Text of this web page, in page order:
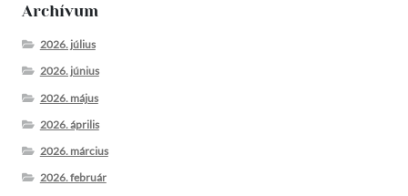
Archívum
2026. július
2026. június
2026. május
2026. április
2026. március
2026. február